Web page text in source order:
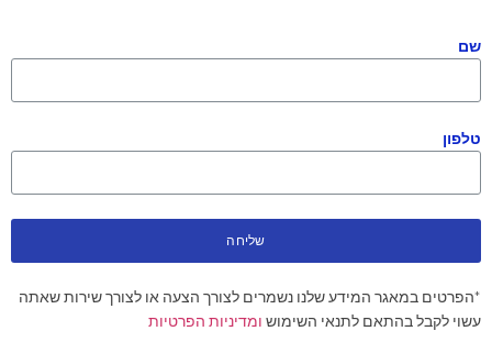
שם
טלפון
שליחה
*הפרטים במאגר המידע שלנו נשמרים לצורך הצעה או לצורך שירות שאתה
עשוי לקבל בהתאם לתנאי השימוש ומדיניות הפרטיות